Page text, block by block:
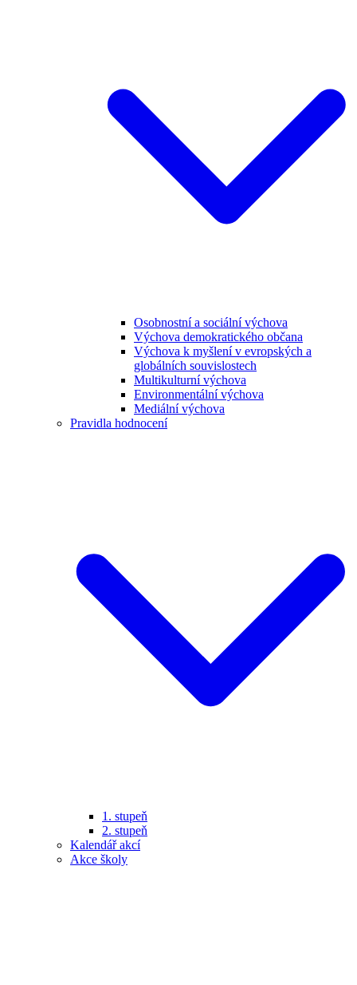
Osobnostní a sociální výchova
Výchova demokratického občana
Výchova k myšlení v evropských a
globálních souvislostech
Multikulturní výchova
Environmentální výchova
Mediální výchova
Pravidla hodnocení
1. stupeň
2. stupeň
Kalendář akcí
Akce školy